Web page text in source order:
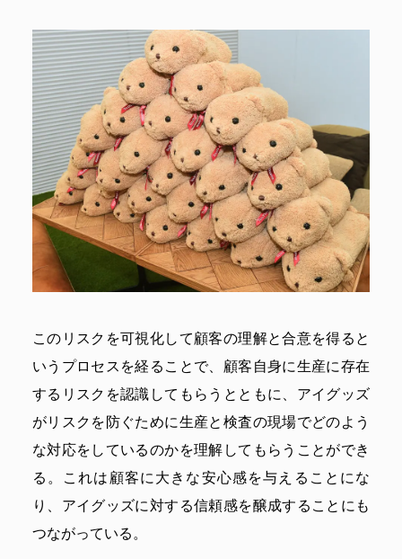
このリスクを可視化して顧客の理解と合意を得ると
いうプロセスを経ることで、顧客自身に生産に存在
するリスクを認識してもらうとともに、アイグッズ
がリスクを防ぐために生産と検査の現場でどのよう
な対応をしているのかを理解してもらうことができ
る。これは顧客に大きな安心感を与えることにな
り、アイグッズに対する信頼感を醸成することにも
つながっている。